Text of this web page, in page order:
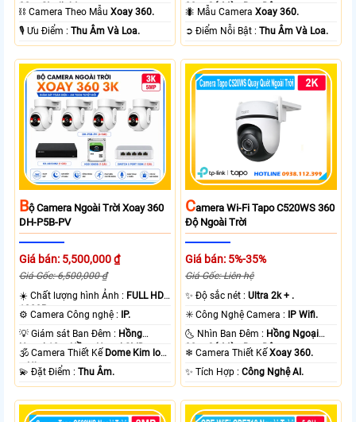
30m Starlight.
⛓ Camera Theo MẫuXoay 360.
️🎙 Ưu Điểm :Thu Âm Và Loa.
20m Có Màu Ban Ðêm.
🐜 Mẫu CameraXoay 360.
️➲ Điểm Nỗi Bật :Thu Âm Và Loa.
BỘ Camera Ngoài Trời Xoay 360
DH-P5B-PV
Giá bán: 5,500,000 ₫
Giá Gốc: 6,500,000 ₫
☀️ Chất lượng hình Ảnh : FULL HD
1080P .
⚙ Camera Công nghệ :
IP.
💡 Giám sát Ban Đêm : Hồng
Ngoại 10m Hồng Ngoại SMD.
🕉️ Camera Thiết Kế Dome Kim loại
+ Nhựa.
️💫 Đặt Điểm :Thu Âm.
CAmera Wi-Fi Tapo C520WS 360
Độ Ngoài Trời
Giá bán: 5%-35%
Giá Gốc: Liên hệ
✨ Độ sắc nét :Ultra 2k + .
✳️ Công Nghệ Camera :
IP Wifi.
🌜 Nhìn Ban Đêm : Hồng Ngoại
30m Có Màu Ban Ðêm.
❄ Camera Thiết KếXoay 360.
️✨ Tích Hợp :Công Nghệ AI.